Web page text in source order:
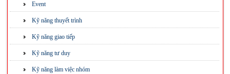
Event
Kỹ năng thuyết trình
Kỹ năng giao tiếp
Kỹ năng tư duy
Kỹ năng làm việc nhóm